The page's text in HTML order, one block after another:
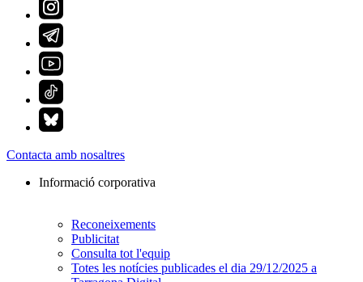
Contacta amb nosaltres
Informació corporativa
Reconeixements
Publicitat
Consulta tot l'equip
Totes les notícies publicades el dia 29/12/2025 a